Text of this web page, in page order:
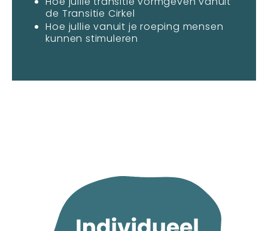
de Transitie Cirkel
Hoe jullie vanuit je roeping mensen
kunnen stimuleren